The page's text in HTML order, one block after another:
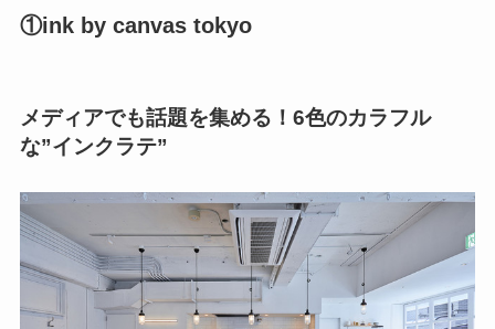
①ink by canvas tokyo
メディアでも話題を集める！6色のカラフル
な”インクラテ”